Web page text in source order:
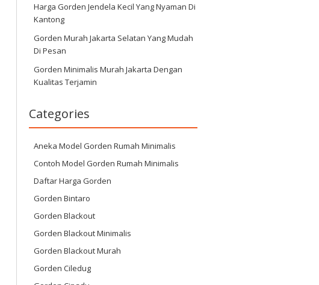
Harga Gorden Jendela Kecil Yang Nyaman Di
Kantong
Gorden Murah Jakarta Selatan Yang Mudah
Di Pesan
Gorden Minimalis Murah Jakarta Dengan
Kualitas Terjamin
Categories
Aneka Model Gorden Rumah Minimalis
Contoh Model Gorden Rumah Minimalis
Daftar Harga Gorden
Gorden Bintaro
Gorden Blackout
Gorden Blackout Minimalis
Gorden Blackout Murah
Gorden Ciledug